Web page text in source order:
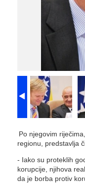
Po njegovim
regionu, predstavlja
- Iako su proteklih
korupcije, njihova
da je borba protiv